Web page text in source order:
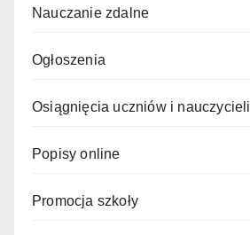
Nauczanie zdalne
Ogłoszenia
Osiągnięcia uczniów i nauczycieli
Popisy online
Promocja szkoły